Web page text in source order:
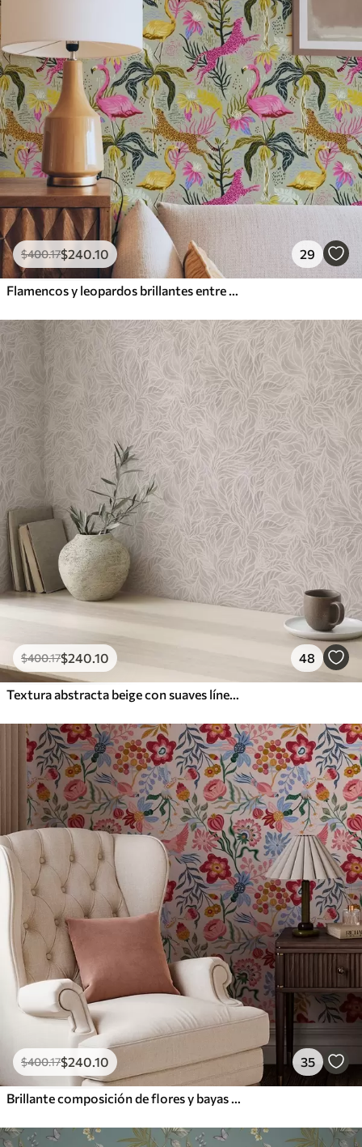
$400.17$240.10 29
Flamencos y leopardos brillantes entre plantas tropicales
$400.17$240.10 48
Textura abstracta beige con suaves líneas de hojas
$400.17$240.10 35
Brillante composición de flores y bayas con loros